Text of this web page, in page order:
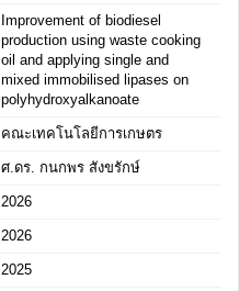
Improvement of biodiesel
production using waste cooking
oil and applying single and
mixed immobilised lipases on
polyhydroxyalkanoate
คณะเทคโนโลยีการเกษตร
ศ.ดร. กนกพร สังขรักษ์
2026
2026
2025